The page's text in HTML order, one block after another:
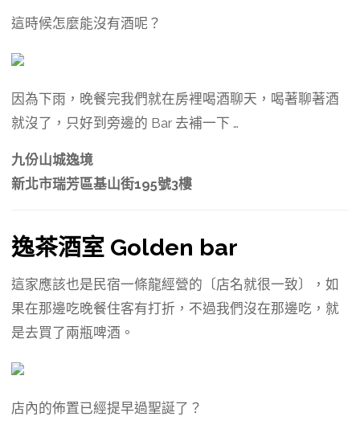
這時候怎麼能沒有酒呢？
因為下雨，晚餐完我們就在房裡喝酒聊天，喝著聊著酒
就沒了，只好到旁邊的 Bar 去補一下 …
九份山城逸境
新北市瑞芳區基山街195號3樓
逸茶酒室 Golden bar
這家應該也是民宿一條龍經營的〔店名就很一致〕，如
果在那邊吃晚餐住客有打折，不過我們沒在那邊吃，就
是去買了兩瓶啤酒。
店內的佈置已經提早過聖誕了？